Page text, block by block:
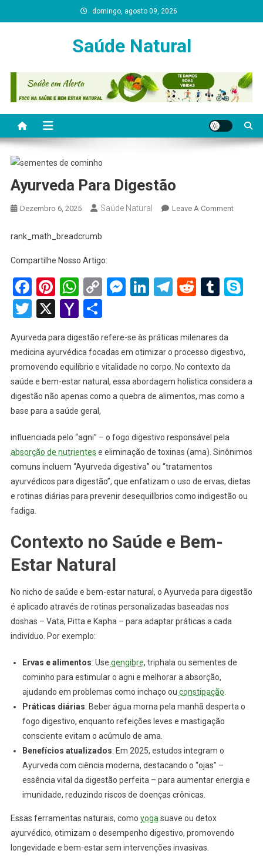
to
domingo, agosto 09, 2026
Saúde Natural
Ayurveda Para Digestão
Dezembro 6, 2025 Saúde Natural Leave A CommentOn
rank_math_breadcrumb
Compartilhe Nosso Artigo:
Facebook
Pinterest
WhatsApp
Copy
Link
Messenger
LinkedIn
Telegram
Reddit
Twitter
X YahooShare
Ayurveda para digestão refere-se às práticas milenares da
medicina ayurvédica focadas em otimizar o processo digestivo,
promovendo equilíbrio e vitalidade no corpo. No contexto da
saúde e bem-estar natural, essa abordagem holística considera a
digestão não apenas como a quebra de alimentos, mas como a
base para a saúde geral,
influenciada pelo “agni” – o fogo digestivo responsável pela
absorção de nutrientes e eliminação de toxinas (ama). Sinônimos
comuns incluem “Ayurveda digestiva” ou “tratamentos
ayurvédicos para digestão”, que enfatizam o uso de ervas, dietas
e rotinas diárias para prevenir desequilíbrios como indigestão ou
fadiga.
Contexto no Saúde e Bem-
Estar Natural
No nicho de saúde e bem-estar natural, o Ayurveda para digestão
é aplicado através de rotinas personalizadas baseadas nos
doshas – Vata, Pitta e Kapha – para adaptar práticas a cada
indivíduo. Por exemplo:
Ervas e alimentos: Use gengibre, triphala ou sementes de
cominho para estimular o agni e melhorar a absorção,
ajudando em problemas como inchaço ou constipação
Práticas diárias: Beber água morna pela manhã desperta o
fogo digestivo, enquanto refeições leves e mastigação
consciente evitam o acúmulo de ama.
Benefícios atualizados: Em 2025, estudos integram o
Ayurveda com ciência moderna, destacando o “ojas” –
essência vital da digestão perfeita – para aumentar energia e
imunidade, reduzindo riscos de doenças crônicas.
Essas ferramentas naturais, como yoga suave ou detox
ayurvédico, otimizam o desempenho digestivo, promovendo
longevidade e bem-estar sem intervenções invasivas.